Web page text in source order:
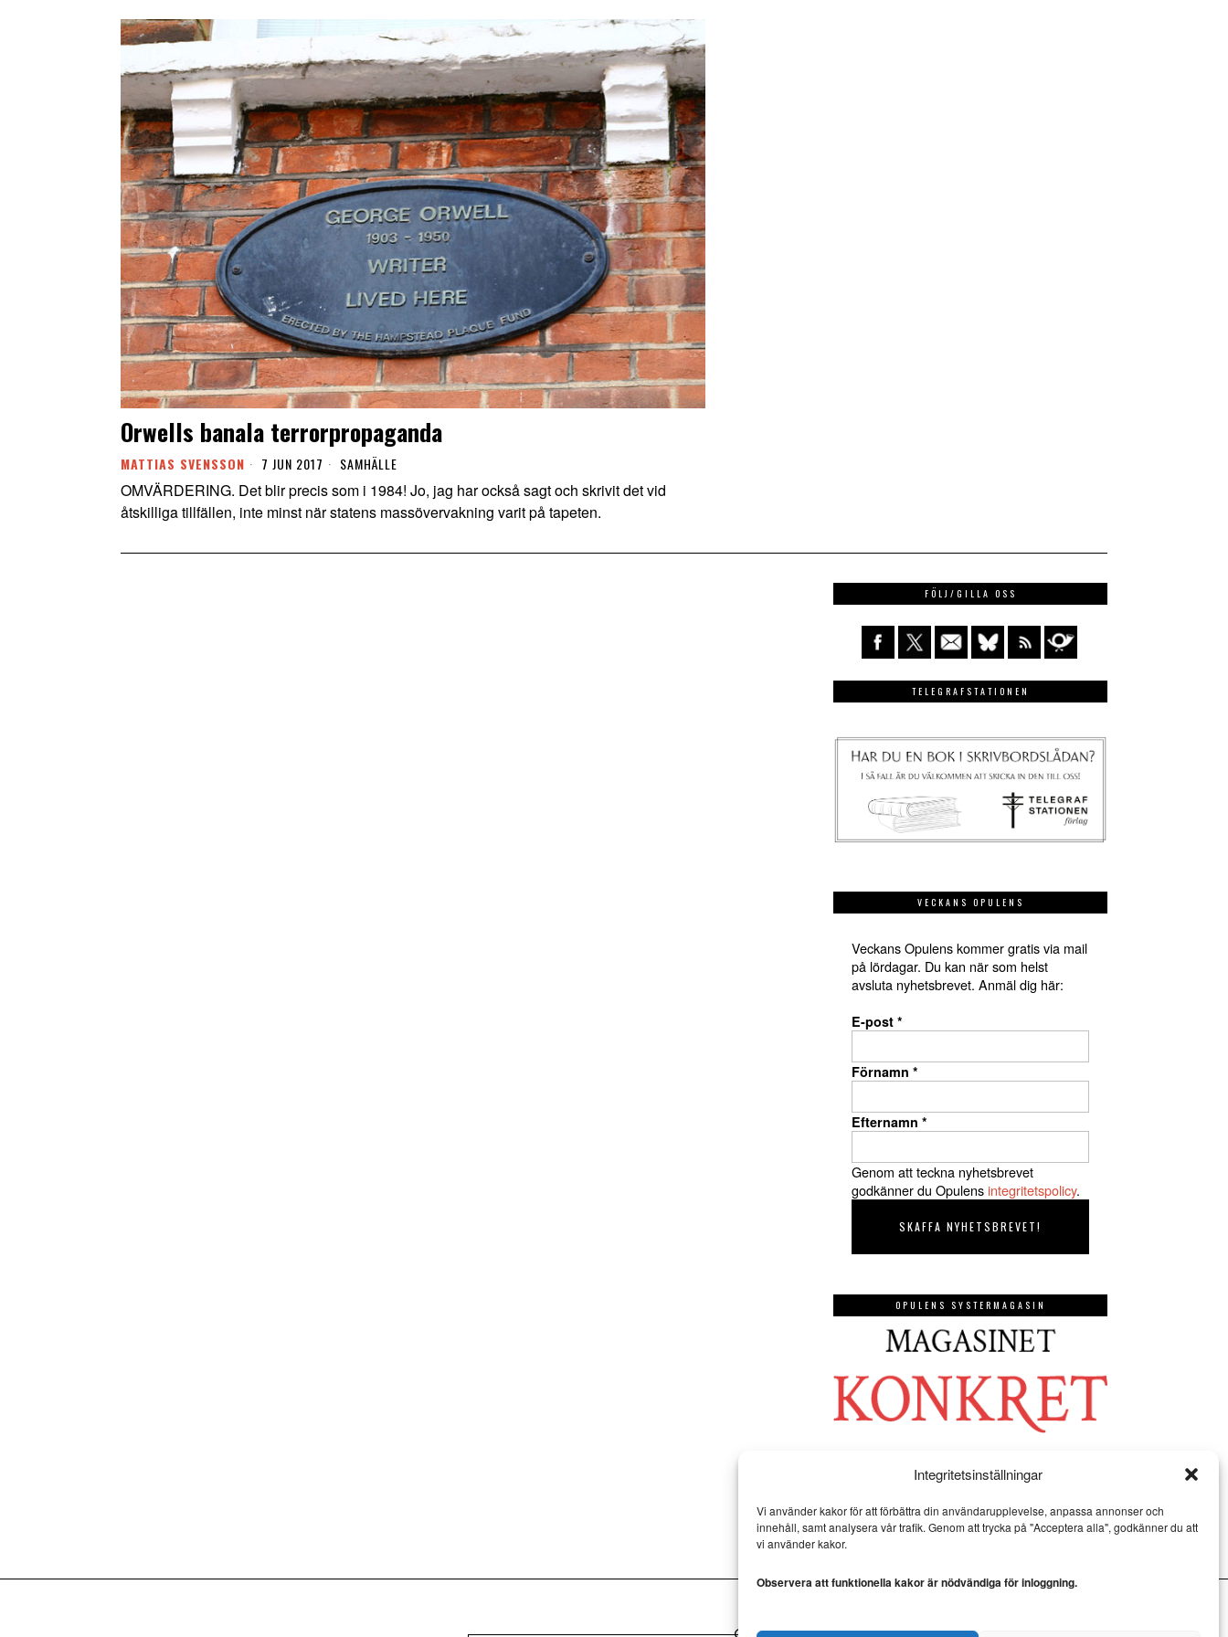
Integritetsinställningar
Vi använder kakor för att förbättra din användarupplevelse, anpassa annonser och
innehåll, samt analysera vår trafik. Genom att trycka på "Acceptera alla", godkänner du att
vi använder kakor.
Observera att funktionella kakor är nödvändiga för inloggning.
Orwells banala terrorpropaganda
MATTIAS SVENSSON 7 JUN 2017 SAMHÄLLE
OMVÄRDERING. Det blir precis som i 1984! Jo, jag har också sagt och skrivit det vid
åtskilliga tillfällen, inte minst när statens massövervakning varit på tapeten.
FÖLJ/GILLA OSS
TELEGRAFSTATIONEN
VECKANS OPULENS
Veckans Opulens kommer gratis via mail
på lördagar. Du kan när som helst
avsluta nyhetsbrevet. Anmäl dig här:
E-post *
Förnamn *
Efternamn *
Genom att teckna nyhetsbrevet
godkänner du Opulensintegritetspolicy.
OPULENS SYSTERMAGASIN